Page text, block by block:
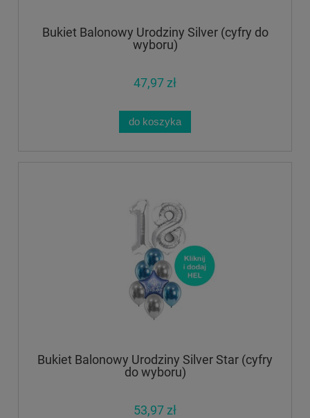
Bukiet Balonowy Urodziny Silver (cyfry do
wyboru)
47,97 zł
do koszyka
Bukiet Balonowy Urodziny Silver Star (cyfry
do wyboru)
53,97 zł